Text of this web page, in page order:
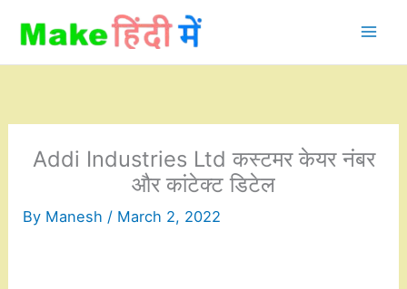
content
Addi Industries Ltd कस्टमर केयर नंबर
और कांटेक्ट डिटेल
By Manesh / March 2, 2022